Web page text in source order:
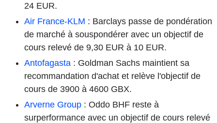
24 EUR.
Air France-KLM : Barclays passe de pondération
de marché à souspondérer avec un objectif de
cours relevé de 9,30 EUR à 10 EUR.
Antofagasta : Goldman Sachs maintient sa
recommandation d'achat et relève l'objectif de
cours de 3900 à 4600 GBX.
Arverne Group : Oddo BHF reste à
surperformance avec un objectif de cours relevé